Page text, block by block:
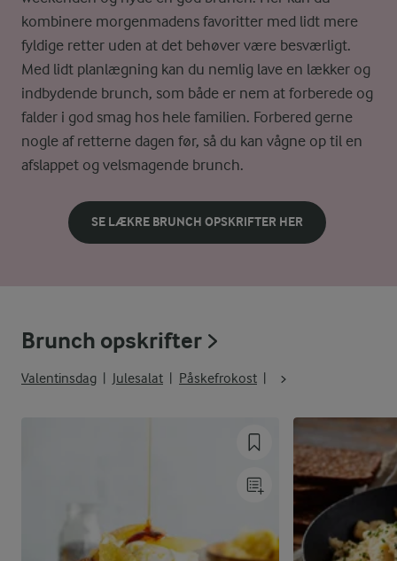
kombinere morgenmadens favoritter med lidt mere
fyldige retter uden at det behøver være besværligt.
Med lidt planlægning kan du nemlig lave en lækker og
indbydende brunch, som både er nem at forberede og
falder i god smag hos hele familien. Forbered gerne
nogle af retterne dagen før, så du kan vågne op til en
afslappet og velsmagende brunch.
SE LÆKRE BRUNCH OPSKRIFTER HER
Brunch opskrifter
Valentinsdag Julesalat Påskefrokost